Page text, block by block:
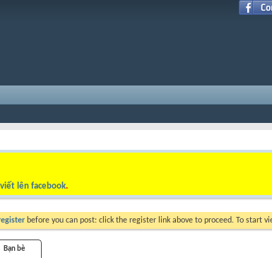
lên facebook.
before you can post: click the register link above to proceed. To
Bạn bè